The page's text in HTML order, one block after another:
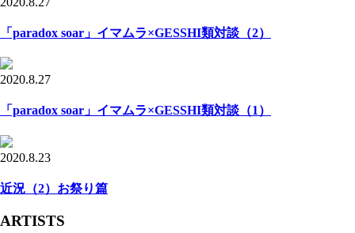
「paradox soar」イマムラ×GESSHI類対談（2）
2020.8.27
「paradox soar」イマムラ×GESSHI類対談（1）
2020.8.23
近況（2）お祭り篇
ARTISTS